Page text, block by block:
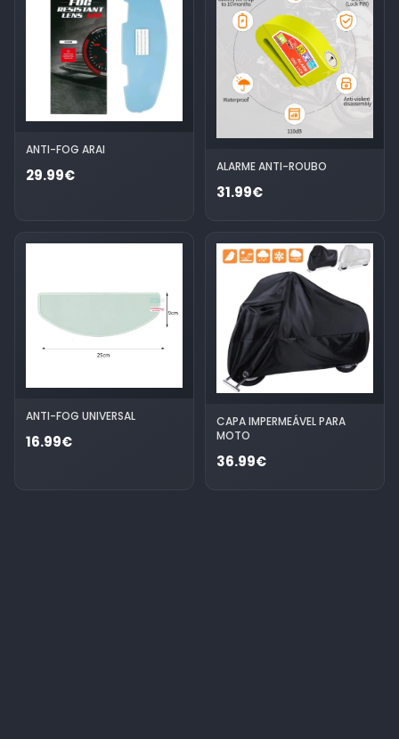
ANTI-FOG ARAI
29.99€ ALARME ANTI-ROUBO
31.99€
ANTI-FOG UNIVERSAL
16.99€
CAPA IMPERMEÁVEL PARA
MOTO
36.99€